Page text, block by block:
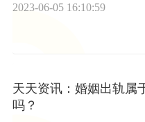
2023-06-05 16:10:59
天天资讯：婚姻出轨属
吗？